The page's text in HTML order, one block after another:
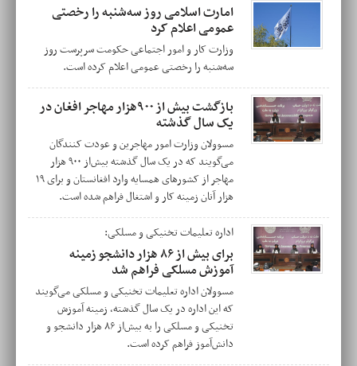
امارت اسلامی روز سه‌شنبه را رخصتی
عمومی اعلام‌ کرد
وزارت کار و امور اجتماعی حکومت سرپرست روز
سه‌شنبه را رخصتی عمومی اعلام کرده است.
بازگشت بیش از ۹۰۰هزار مهاجر افغان در
یک سال گذشته
مسوولان وزارت امور مهاجرین و عودت کنندگان
می‌گویند که در یک سال گذشته بیش‌از ۹۰۰ هزار
مهاجر از کشورهای همسایه وارد افغانستان و برای ۱۹
هزار آنان زمینه کار و اشتغال فراهم شده است.
اداره تعلیمات تخنیکی و مسلکی:
برای بیش از ۸۶ هزار دانشجو زمینه
آموزش مسلکی فراهم شد
مسوولان اداره تعلیمات تخنیکی و مسلکی می‌گویند
که این اداره در یک سال گذشته، زمینه آموزش
تخنیکی و مسلکی را به بیش‌از ۸۶ هزار دانشجو و
دانش‌آموز فراهم کرده است.